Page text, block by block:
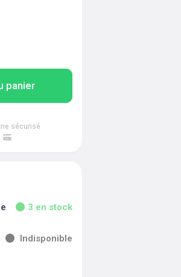
panier
sécurisé
3 en stock
Indisponible